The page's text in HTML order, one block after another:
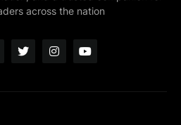
across the nation